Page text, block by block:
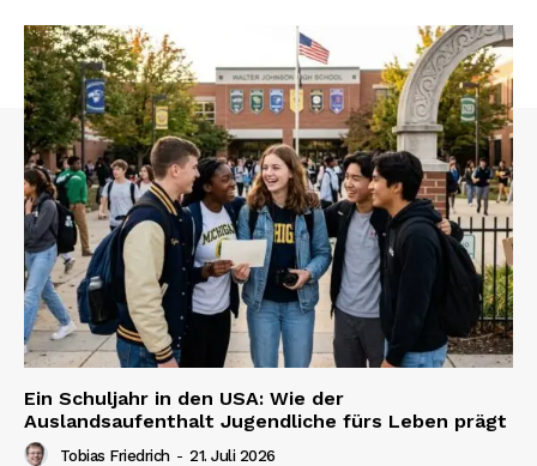
Ein Schuljahr in den USA: Wie der
Auslandsaufenthalt Jugendliche fürs Leben prägt
Tobias Friedrich - 21. Juli 2026